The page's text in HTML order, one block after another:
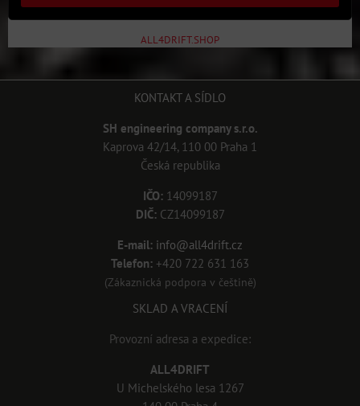
ALL4DRIFT.SHOP
KONTAKT A SÍDLO
SH engineering company s.r.o.
Kaprova 42/14, 110 00 Praha 1
Česká republika
IČO:14099187
DIČ:CZ14099187
E-mail: info@all4drift.cz
Telefon: +420 722 631 163
(Zákaznická podpora v češtině)
SKLAD A VRACENÍ
Provozní adresa a expedice:
ALL4DRIFT
U Michelského lesa 1267